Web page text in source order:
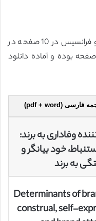
این مقاله انگلیسی ISI در نشریه تیلور و فرانسیس در 10 صفحه در
سال 2014 منتشر شده و ترجمه آن 20 صفحه بوده و آماده دانلود
وفاداری به برند:
خود بیانگر و
به برند
Determinants of
construal, self-